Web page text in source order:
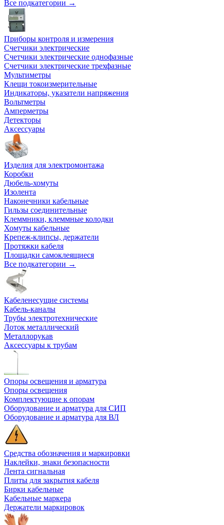
Все подкатегории →
Приборы контроля и измерения
Счетчики электрические
Счетчики электрические однофазные
Счетчики электрические трехфазные
Мультиметры
Клещи токоизмерительные
Индикаторы, указатели напряжения
Вольтметры
Амперметры
Детекторы
Аксессуары
Изделия для электромонтажа
Коробки
Дюбель-хомуты
Изолента
Наконечники кабельные
Гильзы соединительные
Клеммники, клеммные колодки
Хомуты кабельные
Крепеж-клипсы, держатели
Протяжки кабеля
Площадки самоклеящиеся
Все подкатегории →
Кабеленесущие системы
Кабель-каналы
Трубы электротехнические
Лоток металлический
Металлорукав
Аксессуары к трубам
Опоры освещения и арматура
Опоры освещения
Комплектующие к опорам
Оборудование и арматура для СИП
Оборудование и арматура для ВЛ
Средства обозначения и маркировки
Наклейки, знаки безопасности
Лента сигнальная
Плиты для закрытия кабеля
Бирки кабельные
Кабельные маркера
Держатели маркировок